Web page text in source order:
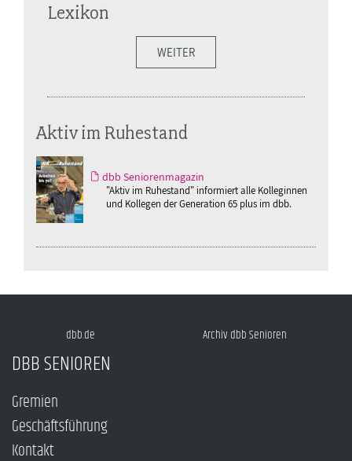
Lexikon
WEITER
Aktiv im Ruhestand
dbb Seniorenmagazin
"Aktiv im Ruhestand" informiert alle Kolleginnen
und Kollegen der Generation 65 plus im dbb.
dbb.de Archiv dbb Senioren
DBB SENIOREN
Gremien
Geschäftsführung
Kontakt